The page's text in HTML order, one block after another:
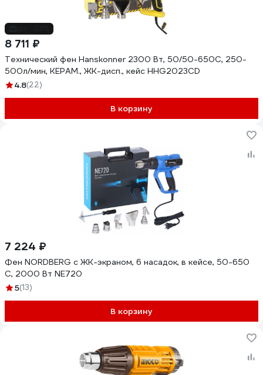
8 711 ₽
Технический фен Hanskonner 2300 Вт, 50/50-650C, 250-
500л/мин, КЕРАМ., ЖК-дисп., кейс HHG2023CD
4.8(22)
В корзину
7 224 ₽
Фен NORDBERG с ЖК-экраном, 6 насадок, в кейсе, 50-650
С, 2000 Вт NE720
5(13)
В корзину